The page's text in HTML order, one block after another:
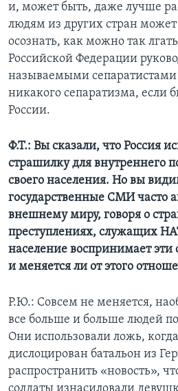
и, может быть, даже лучше
людям из других стран
осознать, как можно так
Российской Федерации
называемыми
никакого сепаратизма, если
России.
Ф.Т.: Вы сказали, что Россия
страшилку для внутреннего
своего населения. Но вы
государственные СМИ часто
внешнему миру, говоря о
преступлениях, служащих
население воспринимает эти
и меняется ли от этого
Р.Ю.: Совсем не меняется,
все больше и больше людей
Они использовали ложь,
дислоцирован батальон из
распространить «новость»,